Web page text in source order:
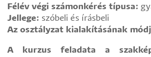
Félév végi számonkérés típusa:
Jellege: szóbeli és írásbeli
Az osztályzat kialakításának
A kurzus feladata a